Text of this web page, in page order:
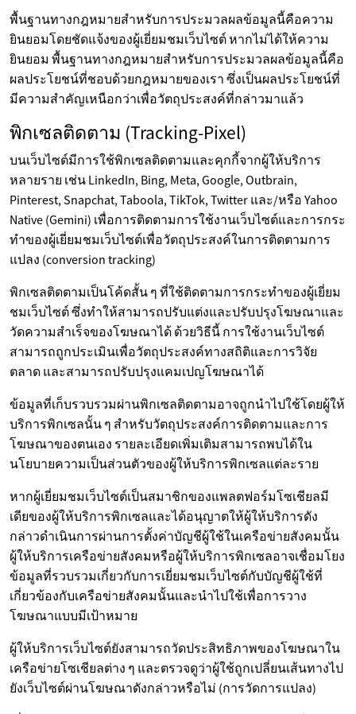
พื้นฐานทางกฎหมายสำหรับการประมวลผลข้อมูลนี้คือความ
ยินยอมโดยชัดแจ้งของผู้เยี่ยมชมเว็บไซต์ หากไม่ได้ให้ความ
ยินยอม พื้นฐานทางกฎหมายสำหรับการประมวลผลข้อมูลนี้คือ
ผลประโยชน์ที่ชอบด้วยกฎหมายของเรา ซึ่งเป็นผลประโยชน์ที่
มีความสำคัญเหนือกว่าเพื่อวัตถุประสงค์ที่กล่าวมาแล้ว
พิกเซลติดตาม (Tracking-Pixel)
บนเว็บไซต์มีการใช้พิกเซลติดตามและคุกกี้จากผู้ให้บริการ
หลายราย เช่น LinkedIn, Bing, Meta, Google, Outbrain,
Pinterest, Snapchat, Taboola, TikTok, Twitter และ/หรือ Yahoo
Native (Gemini) เพื่อการติดตามการใช้งานเว็บไซต์และการกระ
ทำของผู้เยี่ยมชมเว็บไซต์เพื่อวัตถุประสงค์ในการติดตามการ
แปลง (conversion tracking)
พิกเซลติดตามเป็นโค้ดสั้น ๆ ที่ใช้ติดตามการกระทำของผู้เยี่ยม
ชมเว็บไซต์ ซึ่งทำให้สามารถปรับแต่งและปรับปรุงโฆษณาและ
วัดความสำเร็จของโฆษณาได้ ด้วยวิธีนี้ การใช้งานเว็บไซต์
สามารถถูกประเมินเพื่อวัตถุประสงค์ทางสถิติและการวิจัย
ตลาด และสามารถปรับปรุงแคมเปญโฆษณาได้
ข้อมูลที่เก็บรวบรวมผ่านพิกเซลติดตามอาจถูกนำไปใช้โดยผู้ให้
บริการพิกเซลนั้น ๆ สำหรับวัตถุประสงค์การติดตามและการ
โฆษณาของตนเอง รายละเอียดเพิ่มเติมสามารถพบได้ใน
นโยบายความเป็นส่วนตัวของผู้ให้บริการพิกเซลแต่ละราย
หากผู้เยี่ยมชมเว็บไซต์เป็นสมาชิกของแพลตฟอร์มโซเชียลมี
เดียของผู้ให้บริการพิกเซลและได้อนุญาตให้ผู้ให้บริการดัง
กล่าวดำเนินการผ่านการตั้งค่าบัญชีผู้ใช้ในเครือข่ายสังคมนั้น
ผู้ให้บริการเครือข่ายสังคมหรือผู้ให้บริการพิกเซลอาจเชื่อมโยง
ข้อมูลที่รวบรวมเกี่ยวกับการเยี่ยมชมเว็บไซต์กับบัญชีผู้ใช้ที่
เกี่ยวข้องกับเครือข่ายสังคมนั้นและนำไปใช้เพื่อการวาง
โฆษณาแบบมีเป้าหมาย
ผู้ให้บริการเว็บไซต์ยังสามารถวัดประสิทธิภาพของโฆษณาใน
เครือข่ายโซเชียลต่าง ๆ และตรวจดูว่าผู้ใช้ถูกเปลี่ยนเส้นทางไป
ยังเว็บไซต์ผ่านโฆษณาดังกล่าวหรือไม่ (การวัดการแปลง)